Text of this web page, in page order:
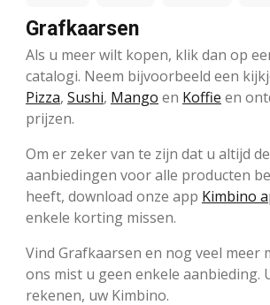
Grafkaarsen
Als u meer wilt kopen, klik dan op
catalogi. Neem bijvoorbeeld een
Pizza, Sushi, Mango en Koffie en
prijzen.
Om er zeker van te zijn dat u altijd
aanbiedingen voor alle producten
heeft, download onze app Kimbino
enkele korting missen.
Vind Grafkaarsen en nog veel meer
ons mist u geen enkele aanbieding.
rekenen, uw Kimbino.